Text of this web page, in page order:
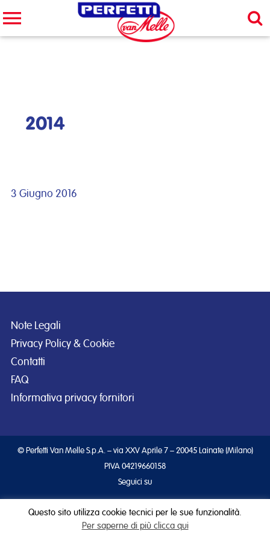
Cerca nel sito
2014
3 Giugno 2016
Note Legali
Privacy Policy & Cookie
Contatti
FAQ
Informativa privacy fornitori
© Perfetti Van Melle S.p.A. – via XXV Aprile 7 – 20045 Lainate (Milano)
PIVA 04219660158
Seguici su
Questo sito utilizza cookie tecnici per le sue funzionalità.
Per saperne di più clicca qui